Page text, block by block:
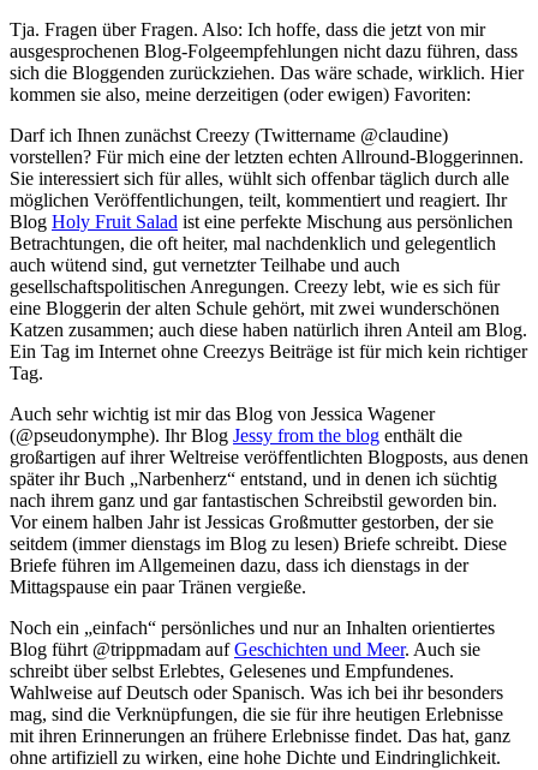
Tja. Fragen über Fragen. Also: Ich hoffe, dass die jetzt von mir
ausgesprochenen Blog-Folgeempfehlungen nicht dazu führen, dass
sich die Bloggenden zurückziehen. Das wäre schade, wirklich. Hier
kommen sie also, meine derzeitigen (oder ewigen) Favoriten:
Darf ich Ihnen zunächst Creezy (Twittername @claudine)
vorstellen? Für mich eine der letzten echten Allround-Bloggerinnen.
Sie interessiert sich für alles, wühlt sich offenbar täglich durch alle
möglichen Veröffentlichungen, teilt, kommentiert und reagiert. Ihr
Blog Holy Fruit Salad ist eine perfekte Mischung aus persönlichen
Betrachtungen, die oft heiter, mal nachdenklich und gelegentlich
auch wütend sind, gut vernetzter Teilhabe und auch
gesellschaftspolitischen Anregungen. Creezy lebt, wie es sich für
eine Bloggerin der alten Schule gehört, mit zwei wunderschönen
Katzen zusammen; auch diese haben natürlich ihren Anteil am Blog.
Ein Tag im Internet ohne Creezys Beiträge ist für mich kein richtiger
Tag.
Auch sehr wichtig ist mir das Blog von Jessica Wagener
(@pseudonymphe). Ihr Blog Jessy from the blog enthält die
großartigen auf ihrer Weltreise veröffentlichten Blogposts, aus denen
später ihr Buch „Narbenherz“ entstand, und in denen ich süchtig
nach ihrem ganz und gar fantastischen Schreibstil geworden bin.
Vor einem halben Jahr ist Jessicas Großmutter gestorben, der sie
seitdem (immer dienstags im Blog zu lesen) Briefe schreibt. Diese
Briefe führen im Allgemeinen dazu, dass ich dienstags in der
Mittagspause ein paar Tränen vergieße.
Noch ein „einfach“ persönliches und nur an Inhalten orientiertes
Blog führt @trippmadam aufGeschichten und Meer. Auch sie
schreibt über selbst Erlebtes, Gelesenes und Empfundenes.
Wahlweise auf Deutsch oder Spanisch. Was ich bei ihr besonders
mag, sind die Verknüpfungen, die sie für ihre heutigen Erlebnisse
mit ihren Erinnerungen an frühere Erlebnisse findet. Das hat, ganz
ohne artifiziell zu wirken, eine hohe Dichte und Eindringlichkeit.